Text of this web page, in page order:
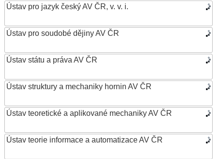
Ústav pro jazyk český AV ČR, v. v. i.
Ústav pro soudobé dějiny AV ČR
Ústav státu a práva AV ČR
Ústav struktury a mechaniky hornin AV ČR
Ústav teoretické a aplikované mechaniky AV ČR
Ústav teorie informace a automatizace AV ČR